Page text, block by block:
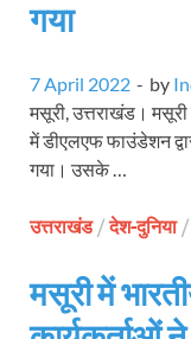
गया
7 April 2022 - by
मसूरी, उत्तराखंड। मसूरी
में डीएलएफ फाउंडेशन
गया। उसके …
उत्तराखंड/देश-दुनिया
मसूरी में